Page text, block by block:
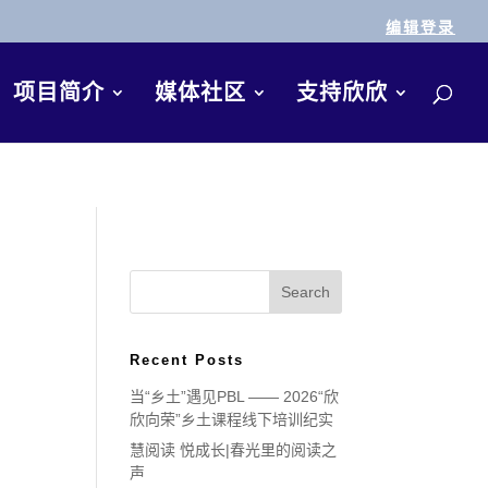
编辑登录
项目简介 媒体社区 支持欣欣
Recent Posts
当“乡土”遇见PBL —— 2026“欣
欣向荣”乡土课程线下培训纪实
慧阅读 悦成长|春光里的阅读之
声